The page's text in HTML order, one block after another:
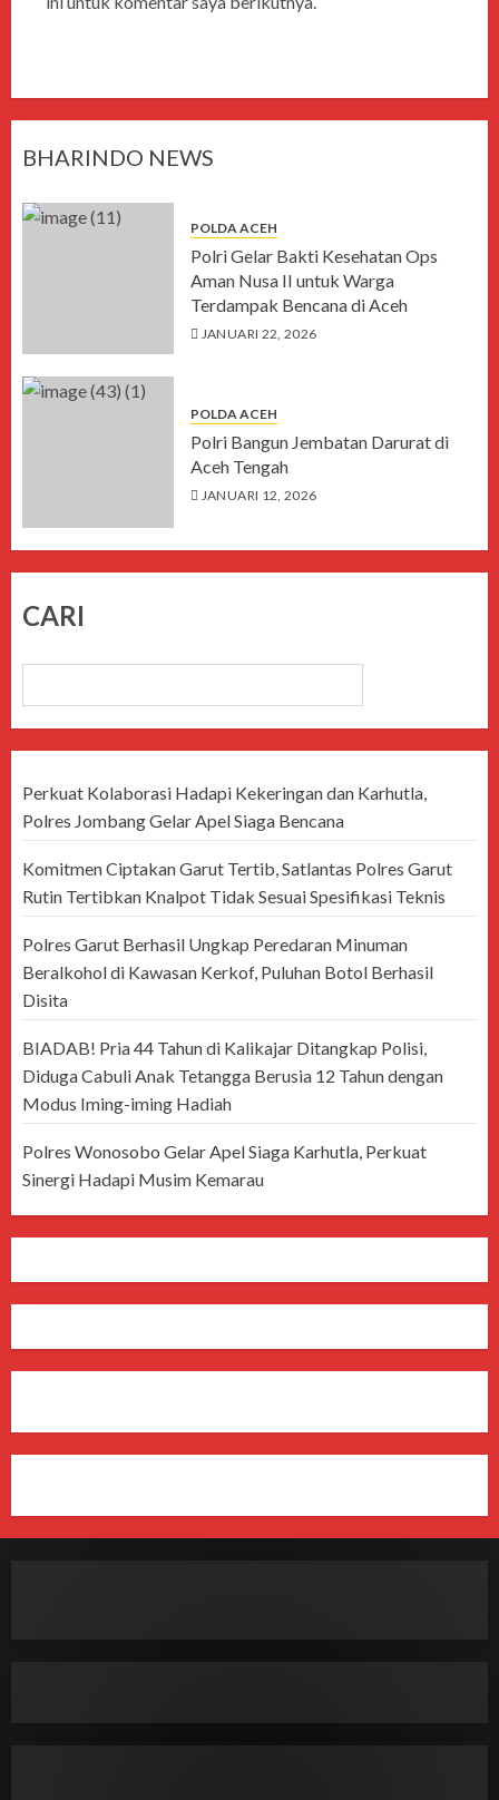
BHARINDO NEWS
POLDA ACEH
Polri Gelar Bakti Kesehatan Ops
Aman Nusa II untuk Warga
Terdampak Bencana di Aceh
JANUARI 22, 2026
POLDA ACEH
Polri Bangun Jembatan Darurat di
Aceh Tengah
JANUARI 12, 2026
CARI
Perkuat Kolaborasi Hadapi Kekeringan dan Karhutla,
Polres Jombang Gelar Apel Siaga Bencana
Komitmen Ciptakan Garut Tertib, Satlantas Polres Garut
Rutin Tertibkan Knalpot Tidak Sesuai Spesifikasi Teknis
Polres Garut Berhasil Ungkap Peredaran Minuman
Beralkohol di Kawasan Kerkof, Puluhan Botol Berhasil
Disita
BIADAB! Pria 44 Tahun di Kalikajar Ditangkap Polisi,
Diduga Cabuli Anak Tetangga Berusia 12 Tahun dengan
Modus Iming-iming Hadiah
Polres Wonosobo Gelar Apel Siaga Karhutla, Perkuat
Sinergi Hadapi Musim Kemarau